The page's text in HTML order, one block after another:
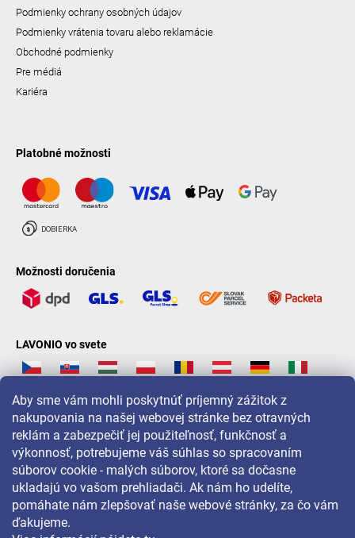
Aby sme vám mohli poskytnúť príjemný zážitok z
nakupovania na našej webovej stránke bez otravných
reklám a zabezpečiť jej použiteľnosť, funkčnosť a
výkonnosť, potrebujeme váš súhlas so spracovaním
súborov cookie - malých súborov, ktoré sa dočasne
ukladajú vo vašom prehliadači. Ak nám ho udelíte,
pomáhate nám zlepšovať naše webové stránky, za čo vám
ďakujeme.
Podmienky ochrany osobných údajov
Podmienky vrátenia tovaru alebo reklamácie
Obchodné podmienky
Pre médiá
Kariéra
Platobné možnosti
Možnosti doručenia
LAVONIO vo svete
Pre akcie, súťaže a zľavy nás sledujte na: